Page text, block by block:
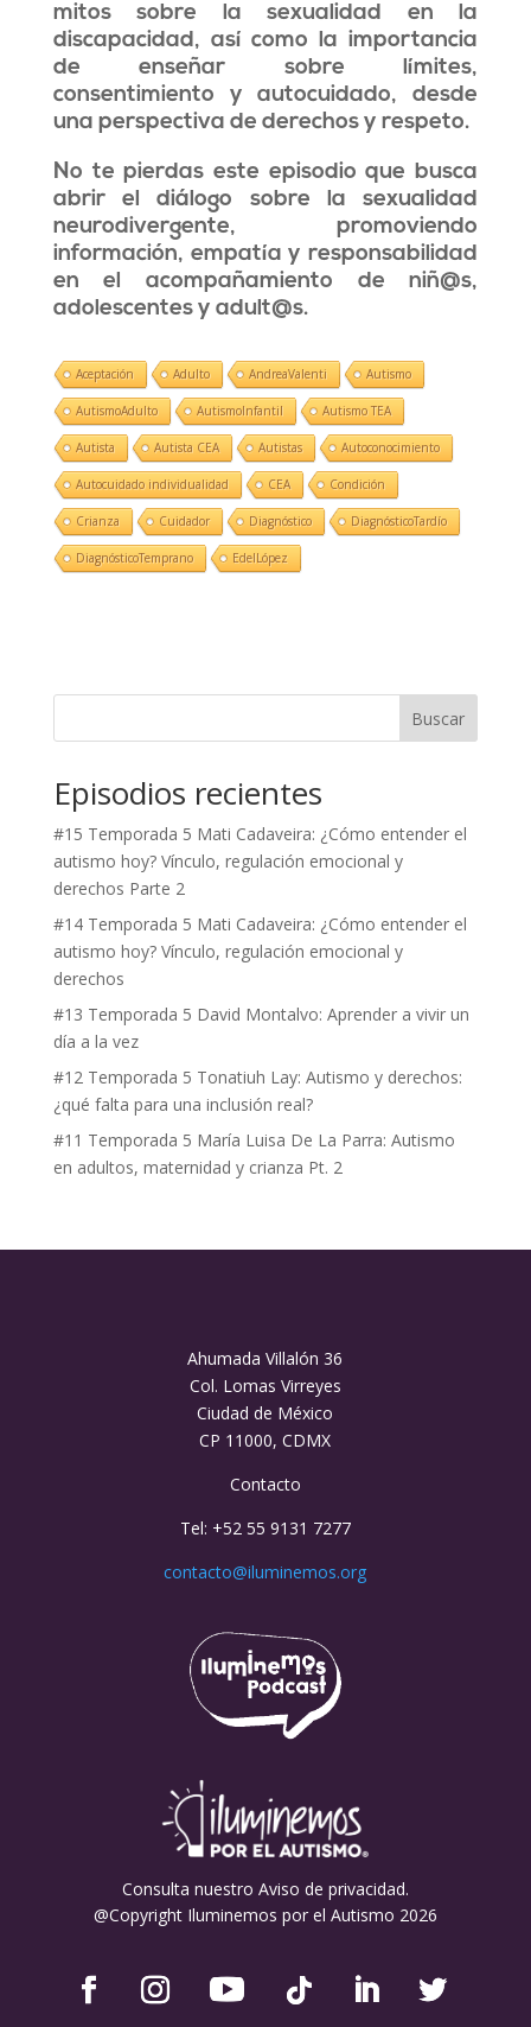
mitos sobre la sexualidad en la
discapacidad, así como la importancia
de enseñar sobre límites,
consentimiento y autocuidado, desde
una perspectiva de derechos y respeto.
No te pierdas este episodio que busca
abrir el diálogo sobre la sexualidad
neurodivergente, promoviendo
información, empatía y responsabilidad
en el acompañamiento de niñ@s,
adolescentes y adult@s.
Aceptación Adulto AndreaValenti Autismo
AutismoAdulto AutismoInfantil Autismo TEA
Autista Autista CEA Autistas Autoconocimiento
Autocuidado individualidad CEA Condición
Crianza Cuidador Diagnóstico DiagnósticoTardío
DiagnósticoTemprano EdelLópez
Buscar
Episodios recientes
#15 Temporada 5 Mati Cadaveira: ¿Cómo entender el
autismo hoy? Vínculo, regulación emocional y
derechos Parte 2
#14 Temporada 5 Mati Cadaveira: ¿Cómo entender el
autismo hoy? Vínculo, regulación emocional y
derechos
#13 Temporada 5 David Montalvo: Aprender a vivir un
día a la vez
#12 Temporada 5 Tonatiuh Lay: Autismo y derechos:
¿qué falta para una inclusión real?
#11 Temporada 5 María Luisa De La Parra: Autismo
en adultos, maternidad y crianza Pt. 2
Ahumada Villalón 36
Col. Lomas Virreyes
Ciudad de México
CP 11000, CDMX
Contacto
Tel: +52 55 9131 7277
contacto@iluminemos.org
Consulta nuestro Aviso de privacidad.
@Copyright Iluminemos por el Autismo 2026